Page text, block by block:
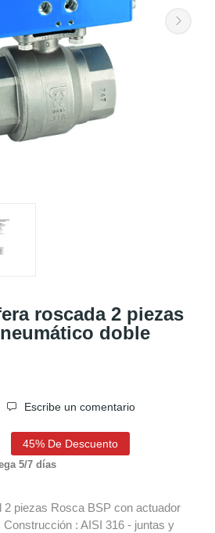
roscada 2 piezas
doble
Escribe un comentario
45% De Descuento
5/7 días
2 piezas Rosca BSP con actuador
: AISI 316 - juntas y